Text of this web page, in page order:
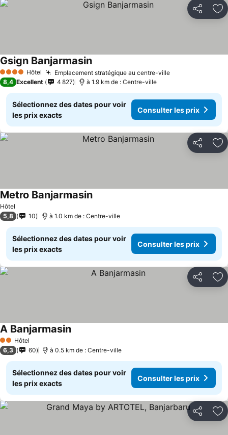
Partager
4 Étoiles Hôtel Emplacement stratégique au centre-villeConsulter les
Gsign BanjarmasinConsulter les prix
8,4 Excellent 4 827 à 1.9 km de : Centre-ville
Sélectionnez des dates pour voir
les prix exacts
Consulter les prix
Partager
Hôtel
Metro BanjarmasinConsulter les prix
5,8 10 à 1.0 km de : Centre-ville
Sélectionnez des dates pour voir
les prix exacts
Consulter les prix
Partager
2 Étoiles
Hôtel
A BanjarmasinConsulter les prix
6,3 60 à 0.5 km de : Centre-ville
Sélectionnez des dates pour voir
les prix exacts
Consulter les prix
Partager